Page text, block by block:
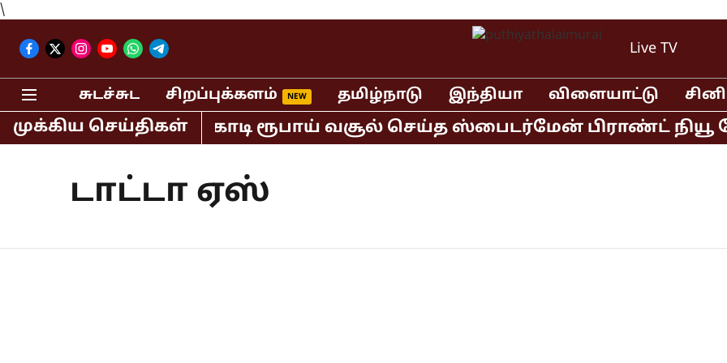
\
Live TV
சுடச்சுட சிறப்புக்களம் தமிழ்நாடு இந்தியா விளையாட்டு
முக்கிய செய்திகள்
மட்டும் 400 கோடி ரூபாய் வசூல் செய்த ஸ்பைடர்மேன் பிராண்ட் நியூ
டாட்டா ஏஸ்